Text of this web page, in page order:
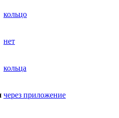
кольцо
нет
кольца
через приложение